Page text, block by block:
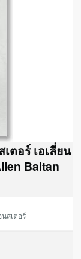
ตอร์ เอเลี่ยน
Baltan
สเตอร์